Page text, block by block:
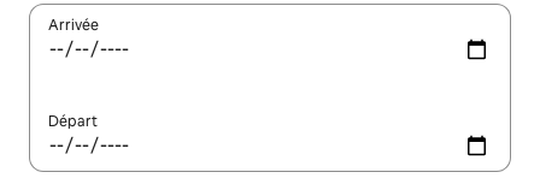
Arrivée
Départ